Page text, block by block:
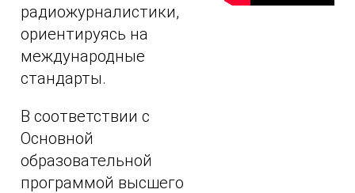
радиожурналистики,
ориентируясь на
международные
стандарты.
В соответствии с
Основной
образовательной
программой высшего